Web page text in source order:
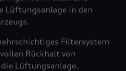
Lüftungsanlage in den
Filtersystem
Rückhalt von
Lüftungsanlage.